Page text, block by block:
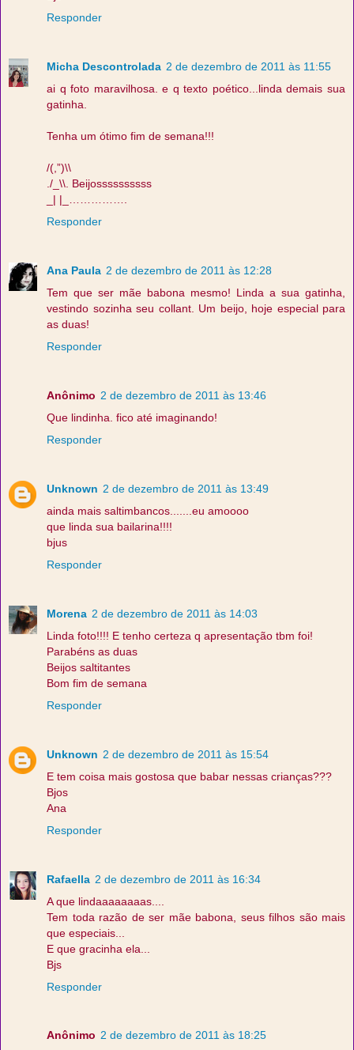
Responder
Micha Descontrolada 2 de dezembro de 2011 às 11:55
ai q foto maravilhosa. e q texto poético...linda demais sua
gatinha.
Tenha um ótimo fim de semana!!!
/(,”)\\
./_\\. Beijossssssssss
_| |_…………….
Responder
Ana Paula 2 de dezembro de 2011 às 12:28
Tem que ser mãe babona mesmo! Linda a sua gatinha,
vestindo sozinha seu collant. Um beijo, hoje especial para
as duas!
Responder
Anônimo 2 de dezembro de 2011 às 13:46
Que lindinha. fico até imaginando!
Responder
Unknown 2 de dezembro de 2011 às 13:49
ainda mais saltimbancos.......eu amoooo
que linda sua bailarina!!!!
bjus
Responder
Morena 2 de dezembro de 2011 às 14:03
Linda foto!!!! E tenho certeza q apresentação tbm foi!
Parabéns as duas
Beijos saltitantes
Bom fim de semana
Responder
Unknown 2 de dezembro de 2011 às 15:54
E tem coisa mais gostosa que babar nessas crianças???
Bjos
Ana
Responder
Rafaella 2 de dezembro de 2011 às 16:34
A que lindaaaaaaaas....
Tem toda razão de ser mãe babona, seus filhos são mais
que especiais...
E que gracinha ela...
Bjs
Responder
Anônimo 2 de dezembro de 2011 às 18:25